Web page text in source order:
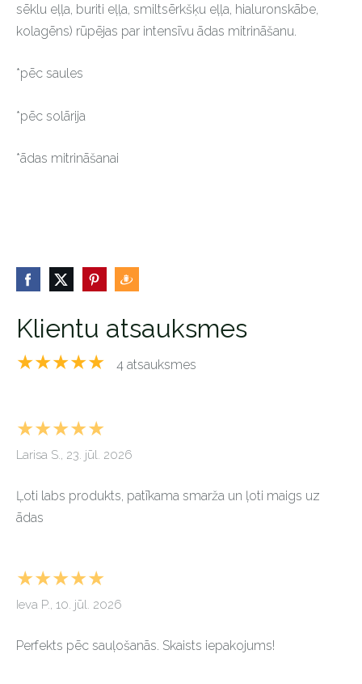
sēklu eļļa, buriti eļļa, smiltsērkšķu eļļa, hialuronskābe,
kolagēns) rūpējas par intensīvu ādas mitrināšanu.
*pēc saules
*pēc solārija
*ādas mitrināšanai
Klientu atsauksmes
★★★★★ 4 atsauksmes
★★★★★
Larisa S., 23. jūl. 2026
Ļoti labs produkts, patīkama smarža un ļoti maigs uz
ādas
★★★★★
Ieva P., 10. jūl. 2026
Perfekts pēc sauļošanãs. Skaists iepakojums!